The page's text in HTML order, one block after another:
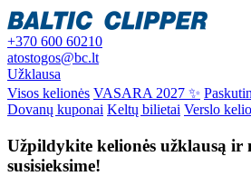
+370 600 60210
atostogos@bc.lt
Užklausa
Visos kelionės VASARA 2027 ✨
Dovanų kuponai Keltų bilietai Verslo
Užpildykite kelionės užklausą ir
susisieksime!